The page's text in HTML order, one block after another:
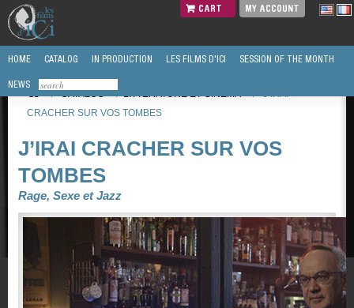
CART MY ACCOUNT
HOME CATALOG IN PRODUCTION LES FILMS D'ICI SESSION OF THE MONTH
NEWS
/
CATALOG / LITTÉRATURE ET CINEMA /
J’IRAI
CRACHER SUR VOS TOMBES
J’IRAI CRACHER SUR VOS
TOMBES
Rage, Sexe et Jazz